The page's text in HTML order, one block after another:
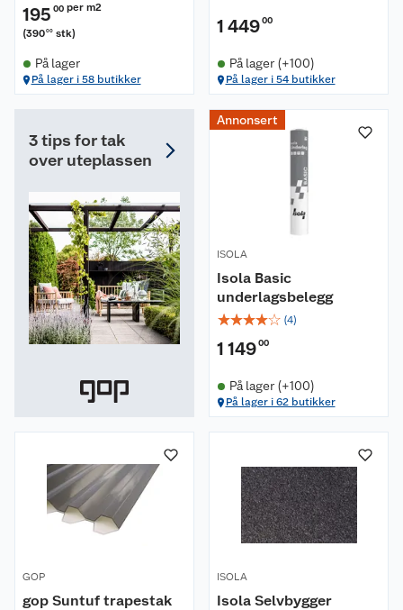
195 00 per m2
(39000 stk)
På lager
På lager i 58 butikker
1 44900
På lager (+100)
På lager i 54 butikker
3 tips for tak
over uteplassen
Annonsert
ISOLA
Isola Basic
underlagsbelegg
☆☆☆☆☆ (4)
1 14900
På lager (+100)
På lager i 62 butikker
GOP
gop Suntuf trapestak
ISOLA
Isola Selvbygger